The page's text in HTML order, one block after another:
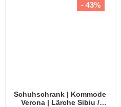
Schuhschrank | Kommode
Verona | Lärche Sibiu /
- 43%